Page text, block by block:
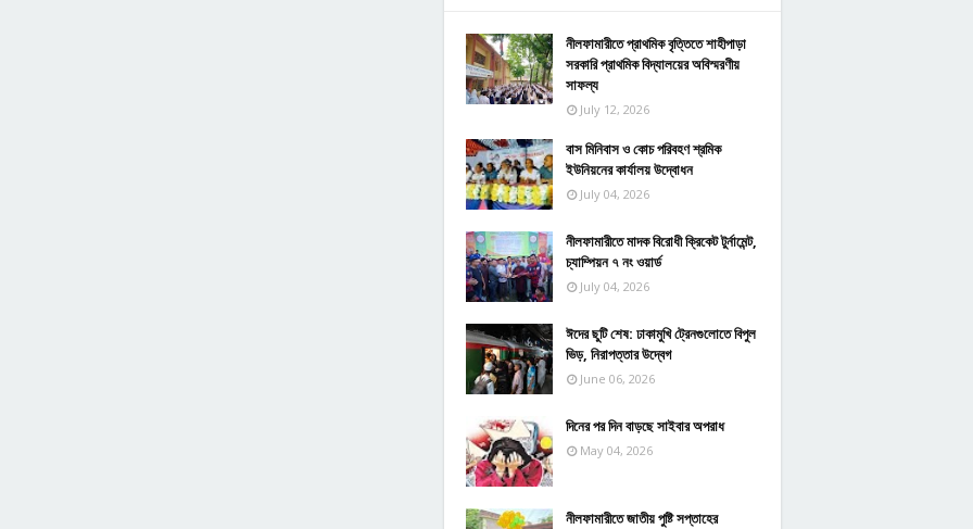
নীলফামারীতে প্রাথমিক বৃত্তিতে শাহীপাড়া
সরকারি প্রাথমিক বিদ্যালয়ের অবিস্মরণীয়
সাফল্য
July 12, 2026
বাস মিনিবাস ও কোচ পরিবহণ শ্রমিক
ইউনিয়নের কার্যালয় উদ্বোধন
July 04, 2026
নীলফামারীতে মাদক বিরোধী ক্রিকেট টুর্নামেন্ট,
চ্যাম্পিয়ন ৭ নং ওয়ার্ড
July 04, 2026
ঈদের ছুটি শেষ: ঢাকামুখি ট্রেনগুলোতে বিপুল
ভিড়, নিরাপত্তার উদ্বেগ
June 06, 2026
দিনের পর দিন বাড়ছে সাইবার অপরাধ
May 04, 2026
নীলফামারীতে জাতীয় পুষ্টি সপ্তাহের